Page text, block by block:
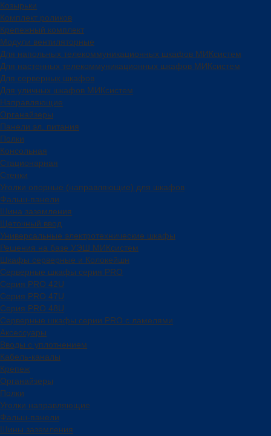
Козырьки
Комплект роликов
Крепежный комплект
Модули вентиляторные
Для напольных телекоммуникационных шкафов МИКсистем
Для настенных телекоммуникационных шкафов МИКсистем
Для серверных шкафов
Для уличных шкафов МИКсистем
Направляющие
Органайзеры
Панели эл. питания
Полки
Консольная
Стационарная
Стенки
Уголки опорные (направляющие) для шкафов
Фальш-панели
Шина заземления
Щеточный ввод
Универсальные электротехнические шкафы
Решения на базе УЭШ МИКсистем
Шкафы серверные и Колокейшн
Серверные шкафы серия PRO
Серия PRO 42U
Серия PRO 47U
Серия PRO 48U
Серверные шкафы серии PRO с ламелями
Аксессуары
Вводы с уплотнением
Кабель-каналы
Крепеж
Органайзеры
Полки
Уголки направляющие
Фальш-панели
Шины заземления